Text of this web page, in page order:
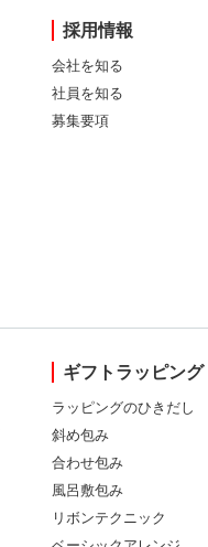
採用情報
会社を知る
社員を知る
募集要項
ギフトラッピング
ラッピングのひきだし
斜め包み
合わせ包み
風呂敷包み
リボンテクニック